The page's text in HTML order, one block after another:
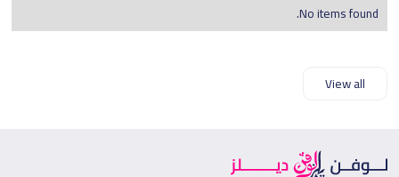
No items found.
View all